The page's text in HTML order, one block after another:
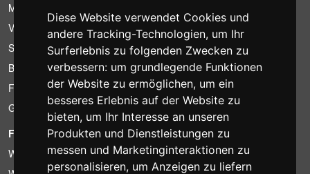
Diese Website verwendet Cookies und
andere Tracking-Technologien, um Ihr
Surferlebnis zu folgenden Zwecken zu
verbessern: um grundlegende Funktionen
der Website zu ermöglichen, um ein
besseres Erlebnis auf der Website zu
bieten, um Ihr Interesse an unseren
Produkten und Dienstleistungen zu
messen und Marketinginteraktionen zu
personalisieren, um Anzeigen zu liefern
Mietbedingungen
Verkaufsangebote
Sparpakete
Billiger gefunden?
Finanzierung
Gebrauchtartikel
FOTOCOLOMBO.IT
Wer wir sind